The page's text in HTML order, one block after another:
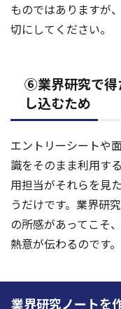
ものではありますが
切にしてください。
⑥業界研究で得
し込むため
エントリーシートや
識をそのまま利用す
用担当がそれらを見
うだけです。業界研
の所感があってこそ
熱意が伝わるのです。
業界研究ノートを